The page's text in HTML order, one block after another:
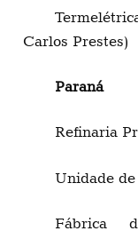
Carlos Prestes)
Paraná
Refinaria
Unidade
Fábrica